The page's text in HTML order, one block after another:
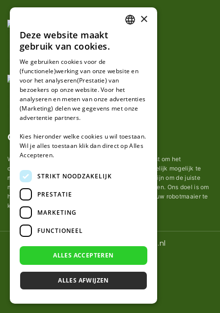
Over ons
Wij van robotmaaier-mesjes.nl doen ons uiterste best om het
onderhoud van robot grasmaaier mesjes zo gemakkelijk mogelijk te
maken. Uit ervaring merkten we hoe lastig het kan zijn om de juiste
messen voor een automatische grasmachine te vinden. Ons doel is om
het u makkelijk te maken om de goede mesjes voor uw robotmaaier te
kopen.
© 2026 Robotmaaier-mesjes.nl
GERMAN
×
Deze website maakt
gebruik van cookies.
We gebruiken cookies voor de
(functionele)werking van onze website en
voor het analyseren(Prestatie) van
bezoekers op onze website. Voor het
analyseren en meten van onze advertenties
(Marketing) delen we gegevens met onze
advertentie partners.
Kies hieronder welke cookies u wil toestaan.
Wil je alles toestaan klik dan direct op Alles
Accepteren.
STRIKT NOODZAKELIJK
PRESTATIE
MARKETING
FUNCTIONEEL
ALLES ACCEPTEREN
ALLES AFWIJZEN